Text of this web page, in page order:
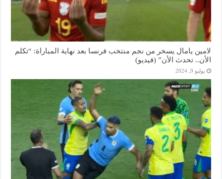
لامين يامال يسخر من نجم منتخب فرنسا بعد نهاية المباراة: “تكلم
الأن.. تحدث الأن” (فيديو)
يوليو 9, 2024